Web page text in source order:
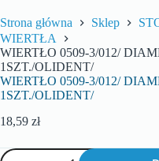
Strona główna Sklep
WIERTŁA
WIERTŁO 0509-3/012/
1SZT./OLIDENT/
WIERTŁO 0509-3/012/
1SZT./OLIDENT/
18,59 zł